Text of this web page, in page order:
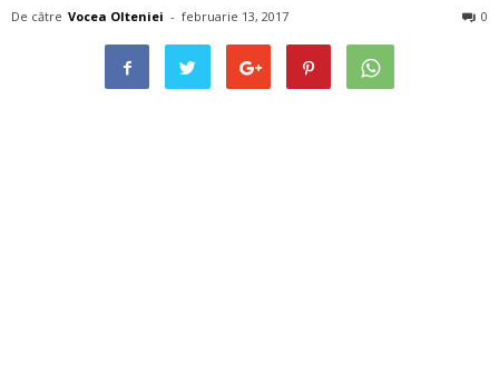
De către Vocea Olteniei - februarie 13, 2017 0